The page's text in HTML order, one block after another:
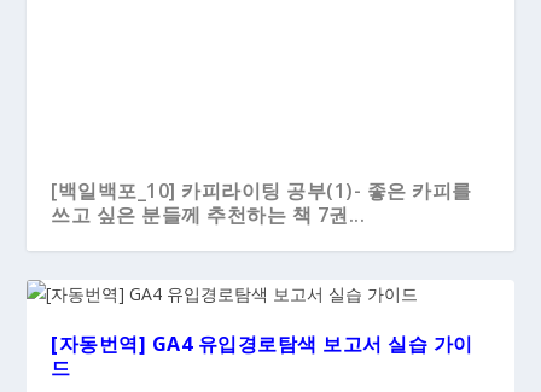
[백일백포_10] 카피라이팅 공부(1)- 좋은 카피를
쓰고 싶은 분들께 추천하는 책 7권...
[자동번역] GA4 유입경로탐색 보고서 실습 가이
드